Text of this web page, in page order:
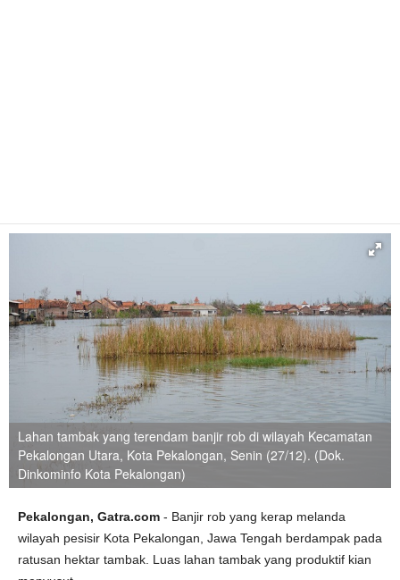
Lahan tambak yang terendam banjir rob di wilayah Kecamatan
Pekalongan Utara‎, Kota Pekalongan, Senin (27/12). (Dok.
Dinkominfo Kota Pekalongan)
Pekalongan, Gatra.com - Banjir rob yang kerap melanda
wilayah pesisir Kota Pekalongan, Jawa Tengah berdampak pada
ratusan hektar tambak. Luas lahan tambak yang produktif kian